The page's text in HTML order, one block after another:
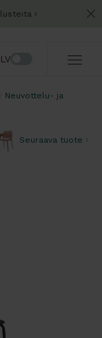
Neuvottelu- ja
Seuraava tuote